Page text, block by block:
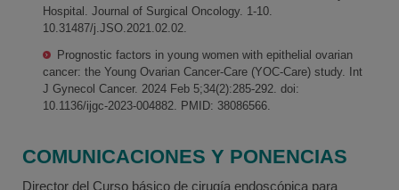
Hospital. Journal of Surgical Oncology. 1-10.
10.31487/j.JSO.2021.02.02.
Prognostic factors in young women with epithelial ovarian
cancer: the Young Ovarian Cancer-Care (YOC-Care) study. Int
J Gynecol Cancer. 2024 Feb 5;34(2):285-292. doi:
10.1136/ijgc-2023-004882. PMID: 38086566.
COMUNICACIONES Y PONENCIAS
Director del Curso básico de cirugía endoscópica para